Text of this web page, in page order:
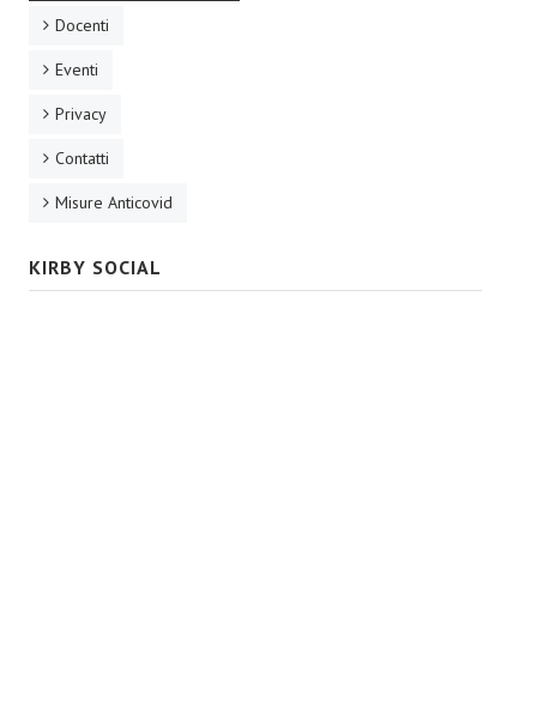
Docenti
Eventi
Privacy
Contatti
Misure Anticovid
KIRBY SOCIAL